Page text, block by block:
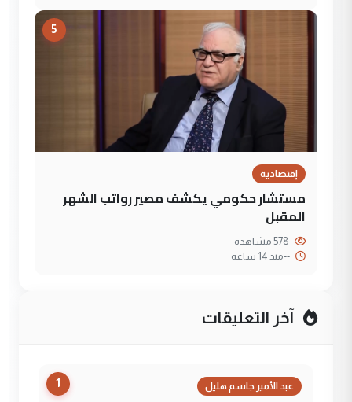
5
إقتصادية
مستشار حكومي يكشف مصير رواتب الشهر
المقبل
--منذ 14 ساعة
آخر التعليقات
1 عبد الأمير جاسم هليل